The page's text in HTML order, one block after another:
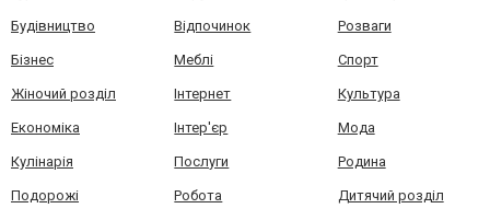
Будівництво Відпочинок Розваги
Бізнес Меблі Спорт
Жіночий розділ Інтернет Культура
Економіка Інтер'єр Мода
Кулінарія Послуги Родина
Подорожі Робота Дитячий розділ